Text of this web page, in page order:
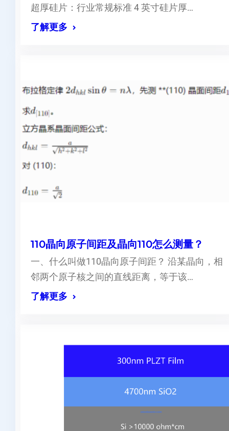
超厚硅片：行业常规标准 4 英寸硅片厚…
了解更多
110晶向原子间距及晶向110怎么测量？
一、什么叫做110晶向原子间距？ 沿某晶向，相
邻两个原子核之间的直线距离，等于该…
了解更多